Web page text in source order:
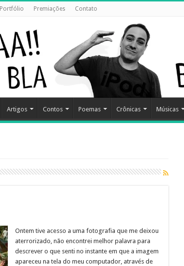
Portfólio Premiações Contato
Artigos Contos Poemas Crônicas Músicas
Ontem tive acesso a uma fotografia que me deixou
aterrorizado, não encontrei melhor palavra para
descrever o que senti no instante em que a imagem
apareceu na tela do meu computador, através de